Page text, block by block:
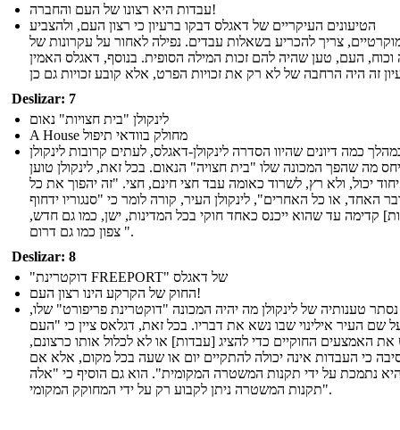
עבדות היא רצונו של העם והחברה!
הטיעונים העיקריים של דאגלס דבקו ברעיון כי רצון העם, ולהצביע
צריך להכריע בשאלות עבדים. נפילה לאחור על עקרונות של
וכוח, העם, טען שהיה להם זכות המילה הסופית. בנוסף, דאגלס האמין
Deslizar: 7
לינקולן "בית חצויות" נאום
A House מחולק בוודאי תיפול
כמה דיונים שהיוו הסדרה לינקולן-דאגלס, לעתים קרובות לינקולן
מה שהפך המכונה שלו "בית חצויה" הנאום. בכל זאת, לינקולן טוען
יכול, ולא רץ, לשרוד כאומה עבד חצי חינם, חצי. "זה יהפוך את כל
האחד, או כל האחרים", לינקולן העיר, קורה לומר כי "סנגוריו ידחוף
קדימה עד שהוא ייכנס כאחד חוקי בכל המדינות, ישן, כמו גם חדש,
צפון כמו גם דרום ".
Deslizar: 8
"דוקטרינת FREEPORT" של דאגלס
החוק של הקרקע הינו רצון העם!
טענותיה של לינקולן מה יהיה המכונה "דוקטרינת פריפורט" שלו,
שם העיר אילינוי שבו נשא את דבריו. בכל זאת, דגלאס ציין כי "העם
את האמצעים החוקיים כדי להציג [עבדות] או לא לכלול אותו כרצונם,
כי העבדות אינה יכולה להתקיים יום או שעה בכל מקום, אלא אם
נתמכת על ידי תקנות המשטרה המקומית". הוא גם הוסיף כי "אלה
תקנות המשטרה ניתן לקבוע רק על ידי המחוקק המקומי".